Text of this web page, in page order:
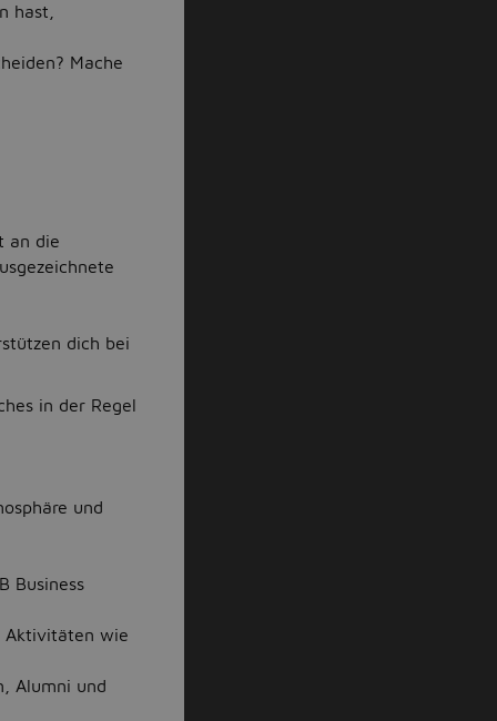
hast,
Mache
an die
dich bei
in der Regel
und
Business
Aktivitäten wie
Alumni und